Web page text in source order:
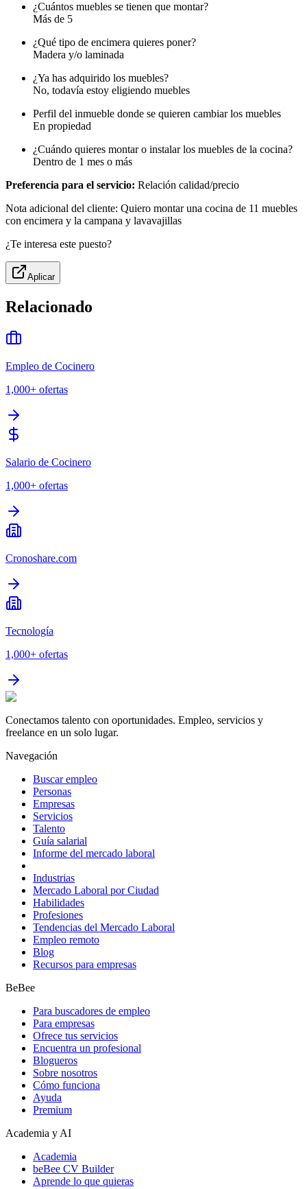
¿Cuántos muebles se tienen que montar?
Más de 5
¿Qué tipo de encimera quieres poner?
Madera y/o laminada
¿Ya has adquirido los muebles?
No, todavía estoy eligiendo muebles
Perfil del inmueble donde se quieren cambiar los muebles
En propiedad
¿Cuándo quieres montar o instalar los muebles de la cocina?
Dentro de 1 mes o más
Preferencia para el servicio: Relación calidad/precio
Nota adicional del cliente: Quiero montar una cocina de 11 muebles
con encimera y la campana y lavavajillas
¿Te interesa este puesto?
Aplicar
Relacionado
Empleo de Cocinero
1,000+ ofertas
Salario de Cocinero
1,000+ ofertas
Cronoshare.com
Tecnología
1,000+ ofertas
Conectamos talento con oportunidades. Empleo, servicios y
freelance en un solo lugar.
Navegación
Buscar empleo
Personas
Empresas
Servicios
Talento
Guía salarial
Informe del mercado laboral
Industrias
Mercado Laboral por Ciudad
Habilidades
Profesiones
Tendencias del Mercado Laboral
Empleo remoto
Blog
Recursos para empresas
BeBee
Para buscadores de empleo
Para empresas
Ofrece tus servicios
Encuentra un profesional
Blogueros
Sobre nosotros
Cómo funciona
Ayuda
Premium
Academia y AI
Academia
beBee CV Builder
Aprende lo que quieras